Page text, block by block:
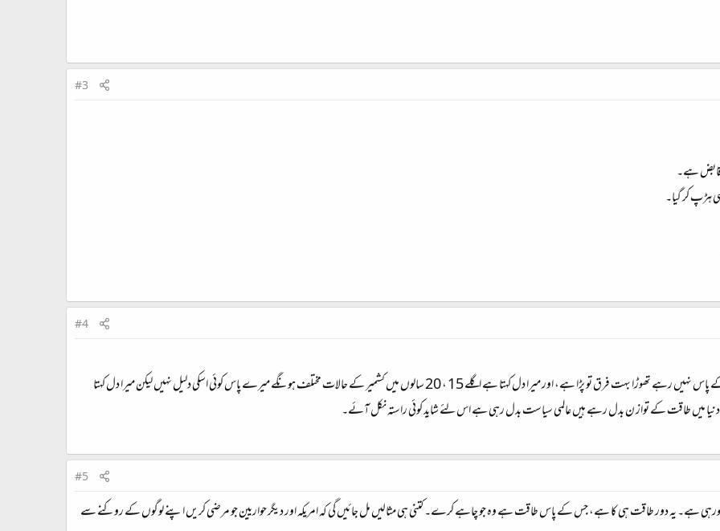
#3
ہڑپ کر گیا۔
#4
فلسطین کے اندرونی اختیارات تو اب اسرائیل کے پاس نہیں رہے تھوڑا بہت فرق تو پڑا ہے، اور میرا دل کہتا ہے اگلے 15 ، 20 سالوں میں کشمیر کے حالات مختلف ہونگے میرے پاس کوئی اسکی دلیل نہیں لیکن میرا دل کہتا
میں طاقت کے تواز ن بدل رہے ہیں عالمی سیاست بدل رہی ہے اس لئے شاید کوئی راستہ نکل آئے۔
#5
ہورہی ہے۔ یہ دور طاقت ہی کا ہے، جس کے پاس طاقت ہے وہ جو چاہے کرے۔ کتنی ہی مثالیں مل جائیں گی کہ امریکہ اور دیگر حواریین جو مرضی کریں اپنے لوگوں کے روکنے سے